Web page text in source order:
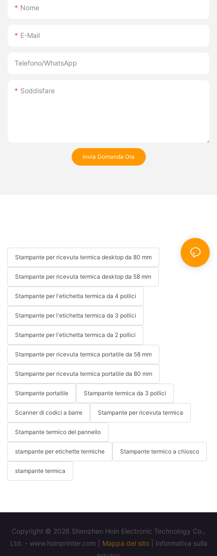
Nome
E-Mail
Telefono/WhatsApp
Soddisfare
Invia Domanda Ora
Stampante per ricevuta termica desktop da 80 mm
Stampante per ricevuta termica desktop da 58 mm
Stampante per l'etichetta termica da 4 pollici
Stampante per l'etichetta termica da 3 pollici
Stampante per l'etichetta termica da 2 pollici
Stampante per ricevuta termica portatile da 58 mm
Stampante per ricevuta termica portatile da 80 mm
Stampante portatile Stampante termica da 3 pollici
Scanner di codici a barre Stampante per ricevuta termica
Stampante termico del pannello
stampante per etichette termiche Stampante termico a chiosco
stampante termica
Copyright © 2026 Shenzhen Hoin Electronic Technology Co.,
Ltd. - www.hoinprinter.com |
Mappa del sito| Informativa sulla